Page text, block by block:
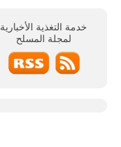
خدمة التغذية الأخبارية
لمجلة المسلح